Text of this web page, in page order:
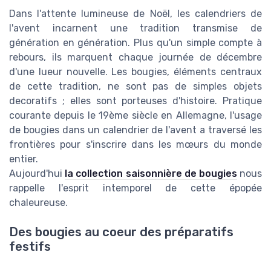
Dans l'attente lumineuse de Noël, les calendriers de
l'avent incarnent une tradition transmise de
génération en génération. Plus qu'un simple compte à
rebours, ils marquent chaque journée de décembre
d'une lueur nouvelle. Les bougies, éléments centraux
de cette tradition, ne sont pas de simples objets
decoratifs ; elles sont porteuses d'histoire. Pratique
courante depuis le 19ème siècle en Allemagne, l'usage
de bougies dans un calendrier de l'avent a traversé les
frontières pour s'inscrire dans les mœurs du monde
entier.
Aujourd'hui la collection saisonnière de bougiesnous
rappelle l'esprit intemporel de cette épopée
chaleureuse.
Des bougies au coeur des préparatifs
festifs